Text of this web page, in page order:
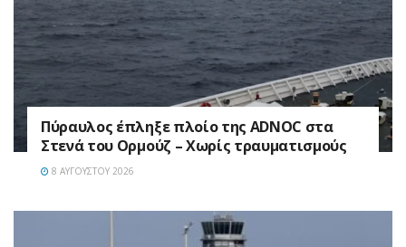
Πύραυλος έπληξε πλοίο της ADNOC στα
Στενά του Ορμούζ – Χωρίς τραυματισμούς
8 ΑΥΓΟΎΣΤΟΥ 2026